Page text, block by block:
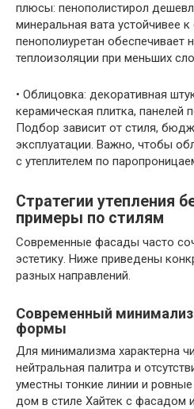
плюсы: пенополистирол
минеральная вата устойчивее
пенополиуретан обеспечивает
теплоизоляции при меньших
• Облицовка: декоративная
керамическая плитка, панелей
Подбор зависит от стиля,
эксплуатации. Важно, чтобы
с утеплителем по
Стратегии утепления
примеры по стилям
Современные фасады часто
эстетику. Ниже приведены
разных направлений.
Современный
формы
Для минимализма характерна
нейтральная палитра и
уместны тонкие линии и
дом в стиле Хайтек с фасадом